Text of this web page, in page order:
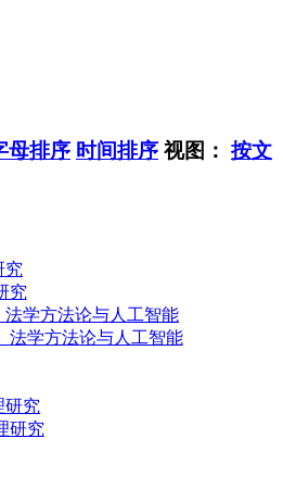
母排序 时间排序 视图： 按文
究
学方法论与人工智能
研究